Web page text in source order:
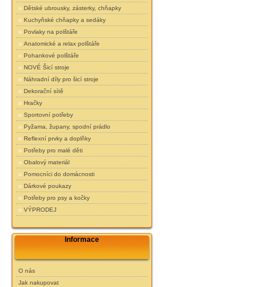
Dětské ubrousky, zásterky, chňapky
Kuchyňské chňapky a sedáky
Povlaky na polštáře
Anatomické a relax polštáře
Pohankové polštáře
NOVÉ Šicí stroje
Náhradní díly pro šicí stroje
Dekorační sítě
Hračky
Sportovní potřeby
Pyžama, župany, spodní prádlo
Reflexní prvky a doplňky
Potřeby pro malé děti
Obalový materiál
Pomocníci do domácnosti
Dárkové poukazy
Potřeby pro psy a kočky
VÝPRODEJ
Informace
O nás
Jak nakupovat